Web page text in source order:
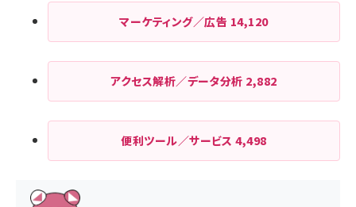
マーケティング／広告 14,120
アクセス解析／データ分析 2,882
便利ツール／サービス4,498